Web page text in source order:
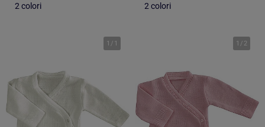
2 colori 2 colori
1 / 1 1 / 2